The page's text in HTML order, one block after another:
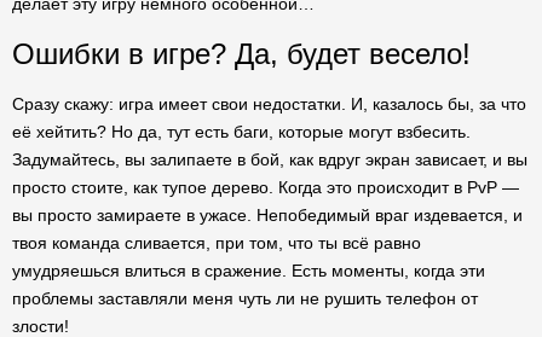
Ошибки в игре? Да, будет весело!
Сразу скажу: игра имеет свои недостатки. И, казалось бы, за что
её хейтить? Но да, тут есть баги, которые могут взбесить.
Задумайтесь, вы залипаете в бой, как вдруг экран зависает, и вы
просто стоите, как тупое дерево. Когда это происходит в PvP —
вы просто замираете в ужасе. Непобедимый враг издевается, и
твоя команда сливается, при том, что ты всё равно
умудряешься влиться в сражение. Есть моменты, когда эти
проблемы заставляли меня чуть ли не рушить телефон от
злости!